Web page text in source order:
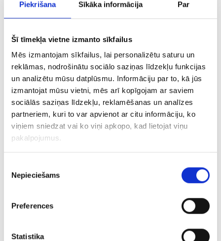
Piekrišana Sīkāka informācija Par
Šī tīmekļa vietne izmanto sīkfailus
Mēs izmantojam sīkfailus, lai personalizētu saturu un
reklāmas, nodrošinātu sociālo saziņas līdzekļu funkcijas
un analizētu mūsu datplūsmu. Informāciju par to, kā jūs
izmantojat mūsu vietni, mēs arī kopīgojam ar saviem
sociālās saziņas līdzekļu, reklamēšanas un analīzes
partneriem, kuri to var apvienot ar citu informāciju, ko
viņiem sniedzat vai ko viņi apkopo, kad lietojat viņu
pakalpojumus.
izvēle
Nepieciešams
Preferences
Statistika
Gredzens ar topāzu 8740-3051
€ 160.00